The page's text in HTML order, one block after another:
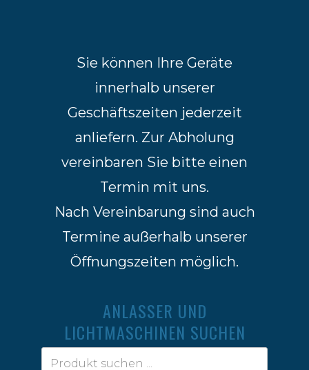
Sie können Ihre Geräte
innerhalb unserer
Geschäftszeiten jederzeit
anliefern. Zur Abholung
vereinbaren Sie bitte einen
Termin mit uns.
Nach Vereinbarung sind auch
Termine außerhalb unserer
Öffnungszeiten möglich.
ANLASSER UND
LICHTMASCHINEN SUCHEN